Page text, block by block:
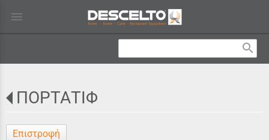
menu
search
ΠΟΡΤΑΤΙΦ
Επιστροφή